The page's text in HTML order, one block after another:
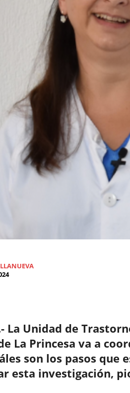
La Unidad de
La Princesa va a
son los pasos que
esta investigación,